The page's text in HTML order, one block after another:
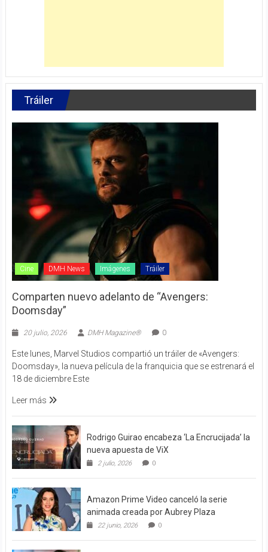
Tráiler
Cine DMH News Imágenes Tráiler
Comparten nuevo adelanto de “Avengers:
Doomsday”
20 julio, 2026 DMH Magazine® 0
Este lunes, Marvel Studios compartió un tráiler de «Avengers:
Doomsday», la nueva película de la franquicia que se estrenará el
18 de diciembre Este
Leer más
Rodrigo Guirao encabeza ‘La Encrucijada’ la
nueva apuesta de ViX
2 julio, 2026 0
Amazon Prime Video canceló la serie
animada creada por Aubrey Plaza
22 junio, 2026 0